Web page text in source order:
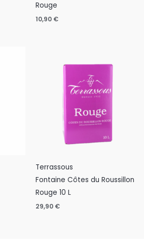
Rouge
10,90 €
Terrassous
Fontaine Côtes du Roussillon
Rouge 10 L
29,90 €